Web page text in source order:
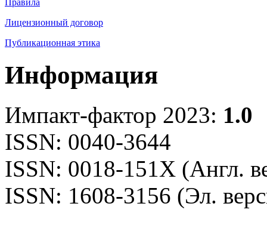
Правила
Лицензионный договор
Публикационная этика
Информация
Импакт-фактор 2023: 1.0
ISSN: 0040-3644
ISSN: 0018-151X (Англ.
ISSN: 1608-3156 (Эл.